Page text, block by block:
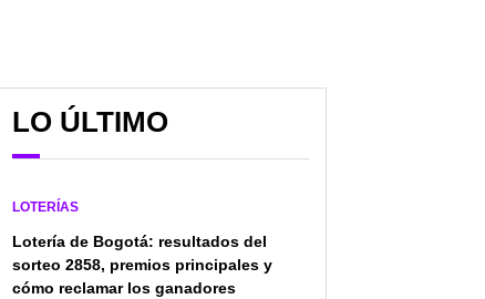
LO ÚLTIMO
LOTERÍAS
Lotería de Bogotá: resultados del
sorteo 2858, premios principales y
cómo reclamar los ganadores